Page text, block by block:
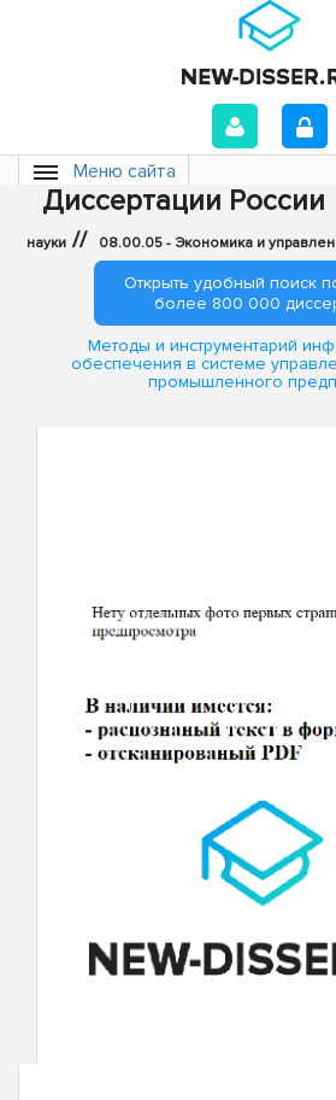
Меню сайта
Диссертации России
науки // 08.00.05 - Экономика и
Открыть удобный поиск
более 800 000
Методы и инструментарий
обеспечения в системе
промышленного